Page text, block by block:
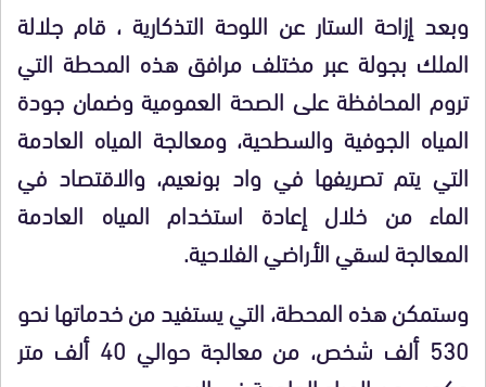
وبعد إزاحة الستار عن اللوحة التذكارية ، قام جلالة
الملك بجولة عبر مختلف مرافق هذه المحطة التي
تروم المحافظة على الصحة العمومية وضمان جودة
المياه الجوفية والسطحية، ومعالجة المياه العادمة
التي يتم تصريفها في واد بونعيم، والاقتصاد في
الماء من خلال إعادة استخدام المياه العادمة
المعالجة لسقي الأراضي الفلاحية.
وستمكن هذه المحطة، التي يستفيد من خدماتها نحو
530 ألف شخص، من معالجة حوالي 40 ألف متر